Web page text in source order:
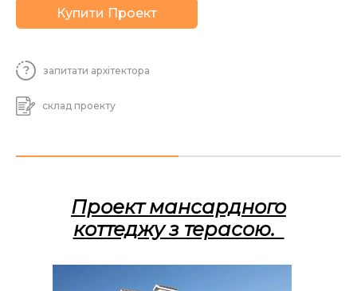
Купити Проект
запитати архітектора
склад проекту
Проект мансардного
коттеджу з терасою.